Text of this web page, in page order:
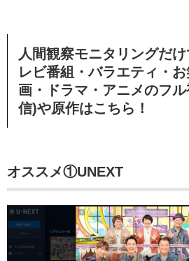
人間観察モニタリングだ
レビ番組・バラエティ・
画・ドラマ・アニメのフ
信)や原作はこちら！
オススメ①UNEXT